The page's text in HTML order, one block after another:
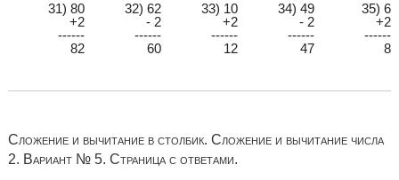
31) 80 32) 62 33) 10 34) 49
35) 6
+2
- 2 +2 - 2
+2
------
------ ------ ------
------
82
60 12 47 8
Сложение и вычитание в столбик. Сложение и вычитание числа
2. Вариант № 5. Страница с ответами.